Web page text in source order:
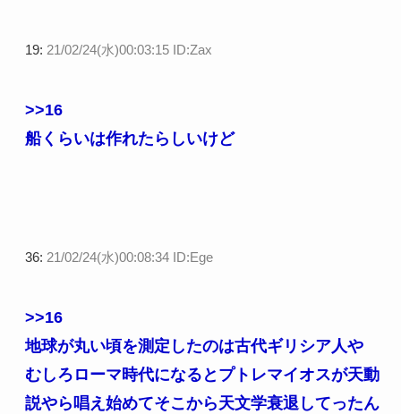
19: 21/02/24(水)00:03:15 ID:Zax
>>16
船くらいは作れたらしいけど
36: 21/02/24(水)00:08:34 ID:Ege
>>16
地球が丸い頃を測定したのは古代ギリシア人や
むしろローマ時代になるとプトレマイオスが天動
説やら唱え始めてそこから天文学衰退してったん